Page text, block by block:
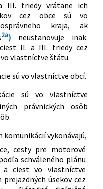
III. triedy vrátane ich
cez obce sú vo
kraja, ak
2a) neustanovuje inak.
ciest II. a III. triedy cez
vlastníctve štátu.
sú vo vlastníctve obcí.
sú vo vlastníctve
právnických osôb
komunikácií vykonávajú,
cesty pre motorové
schváleného plánu
a ciest vo vlastníctve
úsekov cez